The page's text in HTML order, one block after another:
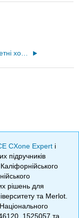
11.4: Безхребетні хордові
CXone Expert і
підручників
рішень для
та Merlot.
1525057 та